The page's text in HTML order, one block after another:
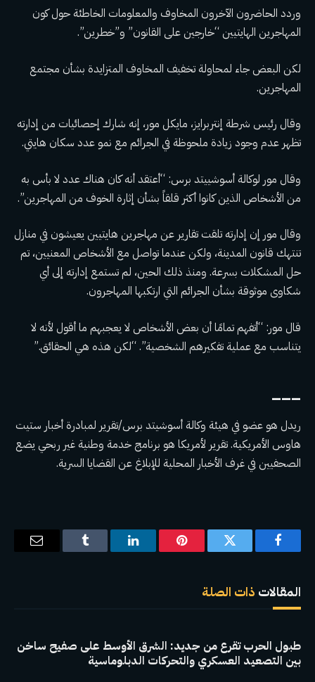
وردد الحاضرون الآخرون المخاوف والمعلومات الخاطئة حول كون
المهاجرين الهايتيين “خارجين على القانون” و”خطرين”.
لكن البعض جاء لمحاولة تخفيف المخاوف المتزايدة بشأن مجتمع
المهاجرين.
وقال رئيس شرطة إنتربرايز، مايكل مور، إنه شارك إحصائيات من إدارته
تظهر عدم وجود زيادة ملحوظة في الجرائم مع نمو عدد سكان هايتي.
وقال مور لوكالة أسوشييتد برس: “أعتقد أنه كان هناك عدد لا بأس به
من الأشخاص الذين كانوا أكثر قلقاً بشأن إثارة الخوف من المهاجرين”.
وقال مور إن إدارته تلقت تقارير عن مهاجرين هايتيين يعيشون في منازل
تنتهك قانون المدينة، ولكن عندما تواصل مع الأشخاص المعنيين، تم
حل المشكلات بسرعة. ومنذ ذلك الحين، لم تستمع إدارته إلى أي
شكاوى موثوقة بشأن الجرائم التي ارتكبها المهاجرون.
قال مور: “أتفهم تمامًا أن بعض الأشخاص لا يعجبهم ما أقول لأنه لا
يتناسب مع عملية تفكيرهم الشخصية”. “لكن هذه هي الحقائق.”
ريدل هو عضو في هيئة وكالة أسوشيتد برس/تقرير لمبادرة أخبار ستيت
هاوس الأمريكية.تقرير لأمريكا هو برنامج خدمة وطنية غير ربحي يضع
الصحفيين في غرف الأخبار المحلية للإبلاغ عن القضايا السرية.
فيسبوك تويتر بينتيريستلينكدإن Tumblr
البريد
المقالات ذات الصلة
طبول الحرب تقرع من جديد: الشرق الأوسط على صفيح ساخن
بين التصعيد العسكري والتحركات الدبلوماسية